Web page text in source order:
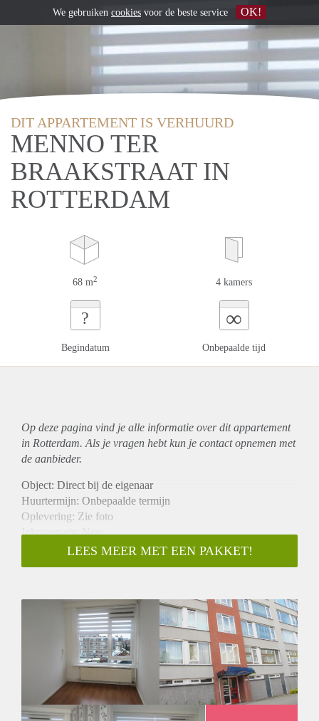
DIT APPARTEMENT IS VERHUURD
MENNO TER
BRAAKSTRAAT IN
ROTTERDAM
68 m2 4 kamers
?
Begindatum
∞
Onbepaalde tijd
Op deze pagina vind je alle informatie over ditappartement
in Rotterdam. Als je vragen hebt kun je contact opnemen met
de aanbieder.
Object: Direct bij de eigenaar
Huurtermijn: Onbepaalde termijn
Oplevering: Zie foto
Inkomen eis: Nee
Garantiestelling mogelijk: Nee
Borg: 1 Maand
Huisdieren toegestaan: Afhankelijk van de Eigenaar
Huurtoeslag grens: Ja
Geschikt voor studenten: Afhankelijk van de Eigenaar
LEES MEER MET EEN PAKKET!
We gebruiken cookies voor de beste service OK!